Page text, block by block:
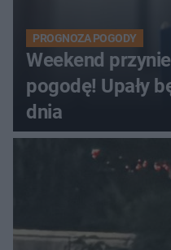
PROGNOZA POGODY
Weekend
pogodę! Upały
dnia